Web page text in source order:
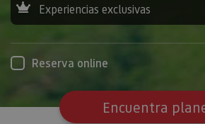
Experiencias exclusivas
Reserva online
Encuentra